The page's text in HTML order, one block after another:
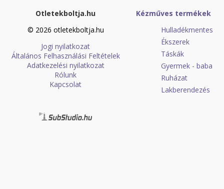
Otletekboltja.hu
© 2026 otletekboltja.hu
Jogi nyilatkozat
Általános Felhasználási Feltételek
Adatkezelési nyilatkozat
Rólunk
Kapcsolat
Kézműves termékek
Hulladékmentes
Ékszerek
Táskák
Gyermek - baba
Ruházat
Lakberendezés